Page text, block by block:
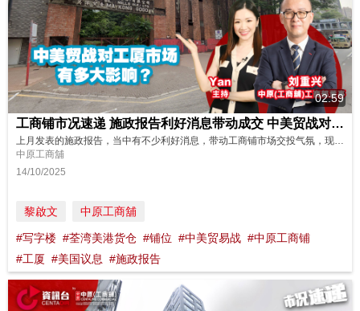
02:59
工商铺市况速递 施政报告利好消息带动成交 中美贸战对工厦市场有多大影响？
上月发表的施政报告，当中有不少利好消息，带动工商铺市场交投气氛，现中美贸战又再展开，对工商铺市场会有多大影响？立即看看我们最新的分析和展望！ 主持: Yan
中原工商舖
14/10/2025
黎啟文 中原工商舖
#写字楼 #荃湾美港货仓 #铺位 #中美贸易战 #中原工商铺
#工厦 #美国议息 #施政报告